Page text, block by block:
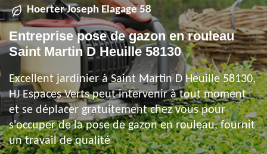
Hoerter Joseph Elagage 58
Entreprise pose de gazon en rouleau
Saint Martin D Heuille 58130
Excellent jardinier à Saint Martin D Heuille 58130,
HJ Espaces Verts peut intervenir à tout moment
et se déplacer gratuitement chez vous pour
s'occuper de la pose de gazon en rouleau, fournit
un travail de qualité